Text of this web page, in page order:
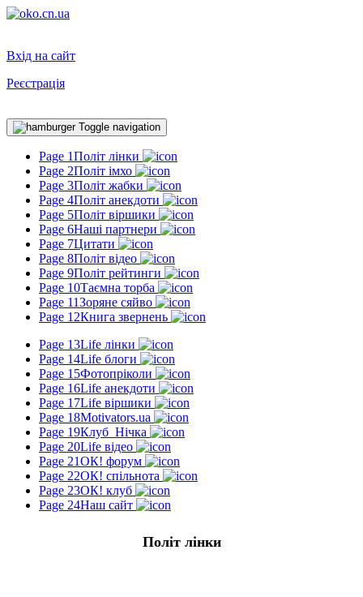
Вхід на сайт
Реєстрація
Toggle navigation
Page 1Політ лінки
Page 2Політ імхо
Page 3Політ жабки
Page 4Політ анекдоти
Page 5Політ віршики
Page 6Наші партнери
Page 7Цитати
Page 8Політ відео
Page 9Політ рейтинги
Page 10Таємна торба
Page 11Зоряне сяйво
Page 12Книга звернень
Page 13Life лінки
Page 14Life блоги
Page 15Фотопріколи
Page 16Life анекдоти
Page 17Life віршики
Page 18Motivators.ua
Page 19Клуб_Нічка
Page 20Life відео
Page 21ОК! форум
Page 22ОК! спільнота
Page 23ОК! клуб
Page 24Наш сайт
Політ лінки